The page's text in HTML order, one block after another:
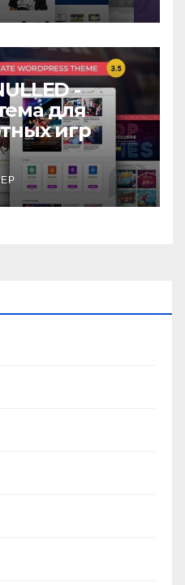
-
для
игр